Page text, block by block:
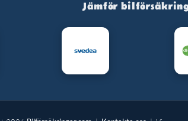
Jämför